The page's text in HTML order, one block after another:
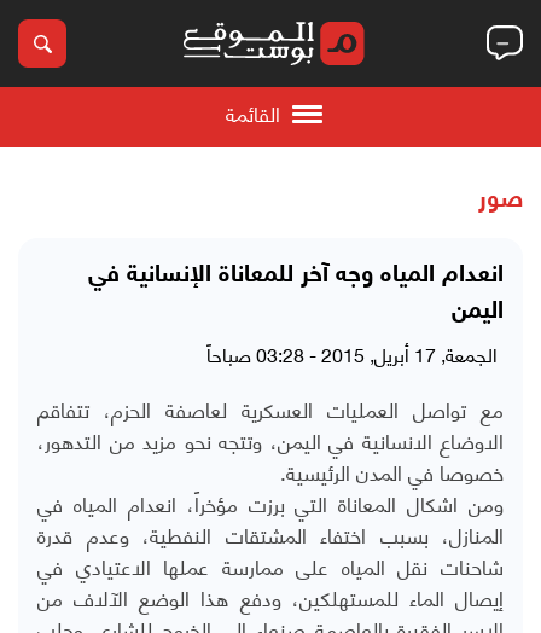
القائمة
صور
انعدام المياه وجه آخر للمعاناة الإنسانية في
اليمن
الجمعة, 17 أبريل, 2015 - 03:28 صباحاً
مع تواصل العمليات العسكرية لعاصفة الحزم، تتفاقم
الاوضاع الانسانية في اليمن، وتتجه نحو مزيد من التدهور،
خصوصا في المدن الرئيسية.
ومن اشكال المعاناة التي برزت مؤخراً، انعدام المياه في
المنازل، بسبب اختفاء المشتقات النفطية، وعدم قدرة
شاحنات نقل المياه على ممارسة عملها الاعتيادي في
إيصال الماء للمستهلكين، ودفع هذا الوضع الآلاف من